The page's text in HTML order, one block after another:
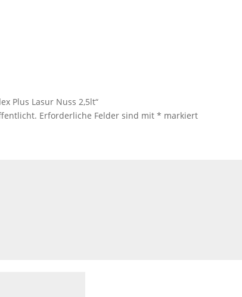
Plus Lasur Nuss 2,5lt“
Erforderliche Felder sind mit* markiert